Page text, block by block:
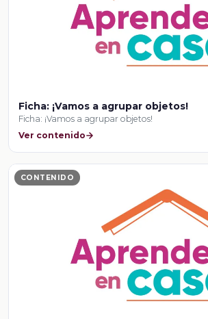
Ficha: ¡Vamos a agrupar objetos!
Ficha: ¡Vamos a agrupar objetos!
Ver contenido
CONTENIDO